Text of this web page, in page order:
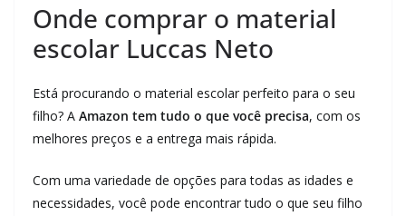
Onde comprar o material
escolar Luccas Neto
Está procurando o material escolar perfeito para o seu
filho? A Amazon tem tudo o que você precisa, com os
melhores preços e a entrega mais rápida.
Com uma variedade de opções para todas as idades e
necessidades, você pode encontrar tudo o que seu filho